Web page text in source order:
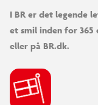
I BR er det legende
et smil inden for 365
eller på BR.dk.